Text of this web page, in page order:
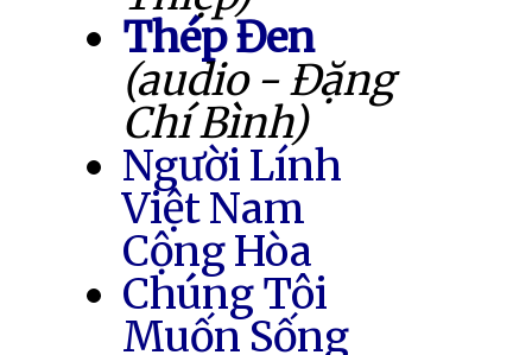
Thép Đen
(audio - Đặng
Chí Bình)
Người Lính
Việt Nam
Cộng Hòa
Chúng Tôi
Muốn Sống